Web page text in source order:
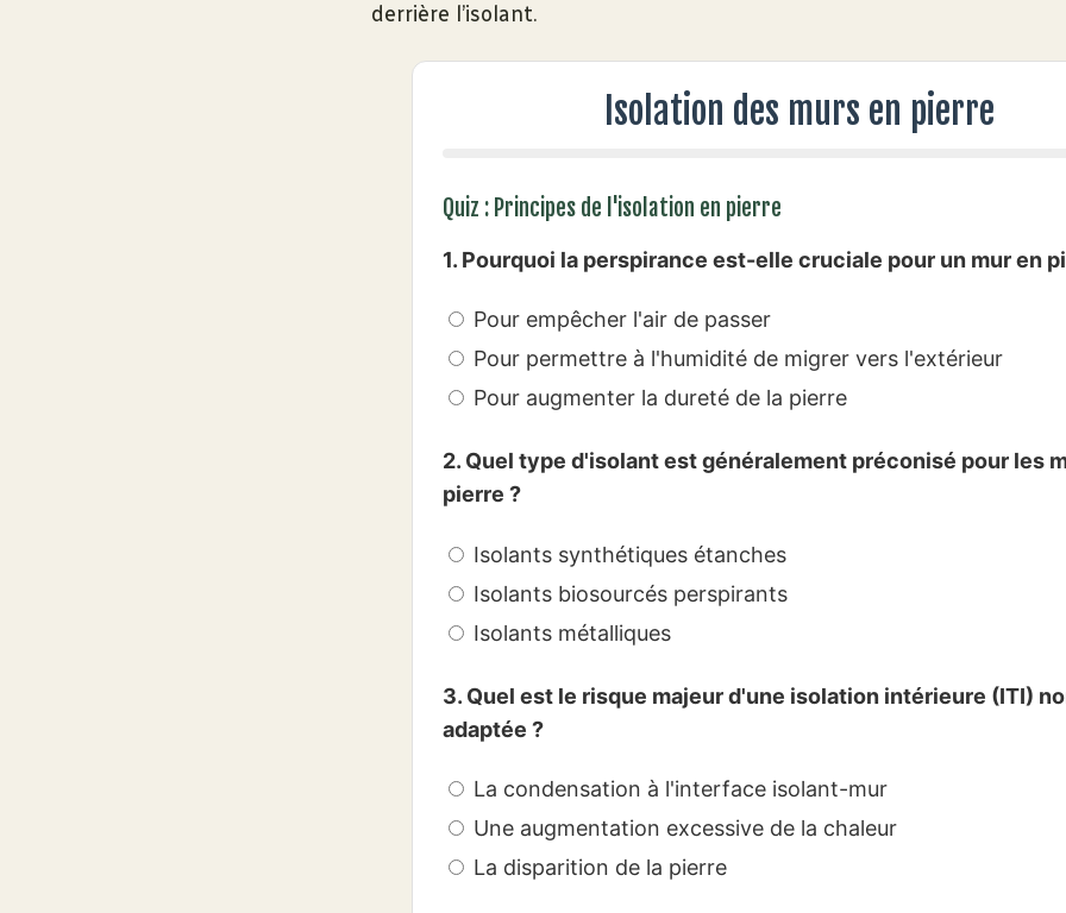
derrière l’isolant.
Isolation des murs en pierre
Quiz : Principes de l'isolation en pierre
1. Pourquoi la perspirance est-elle cruciale pour un mur en
Pour empêcher l'air de passer
Pour permettre à l'humidité de migrer vers l'extérieur
Pour augmenter la dureté de la pierre
2. Quel type d'isolant est généralement préconisé pour les
pierre ?
Isolants synthétiques étanches
Isolants biosourcés perspirants
Isolants métalliques
3. Quel est le risque majeur d'une isolation intérieure (ITI)
adaptée ?
La condensation à l'interface isolant-mur
Une augmentation excessive de la chaleur
La disparition de la pierre